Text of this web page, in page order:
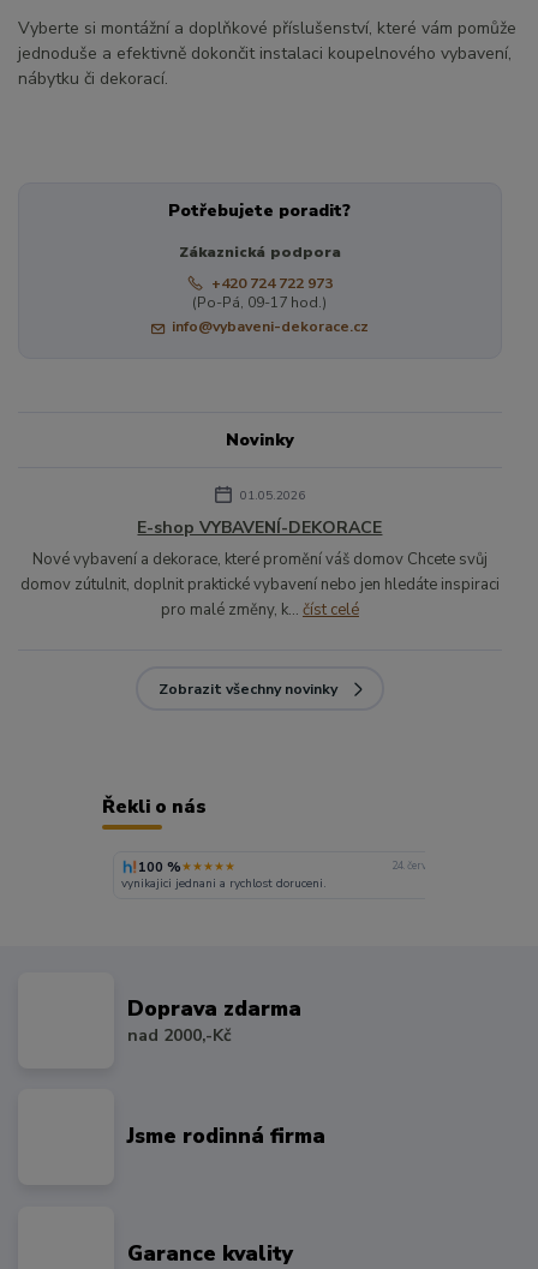
Vyberte si montážní a doplňkové příslušenství, které vám pomůže
jednoduše a efektivně dokončit instalaci koupelnového vybavení,
nábytku či dekorací.
Potřebujete poradit?
Zákaznická podpora
+420 724 722 973
(Po-Pá, 09-17 hod.)
info@vybaveni-dekorace.cz
Novinky
01.05.2026
E-shop VYBAVENÍ-DEKORACE
Nové vybavení a dekorace, které promění váš domov Chcete svůj
domov zútulnit, doplnit praktické vybavení nebo jen hledáte inspiraci
pro malé změny, k... číst celé
Zobrazit všechny novinky
Řekli o nás
100 %★★★★★ 24. června
vynikajici jednani a rychlost doruceni.
Doprava zdarma
nad 2000,-Kč
Jsme rodinná firma
Garance kvality